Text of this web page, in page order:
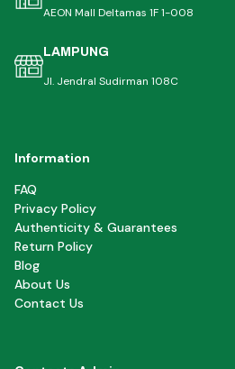
AEON Mall Deltamas 1F 1-008
LAMPUNG
Jl. Jendral Sudirman 108C
Information
FAQ
Privacy Policy
Authenticity & Guarantees
Return Policy
Blog
About Us
Contact Us